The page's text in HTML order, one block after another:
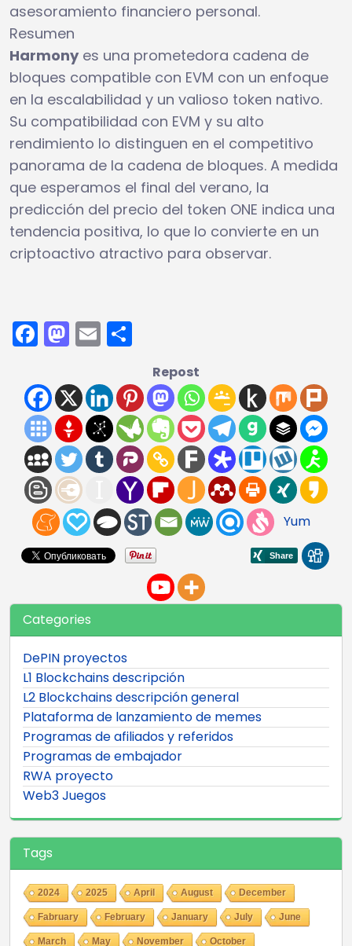
asesoramiento financiero personal.
Resumen
Harmonyes una prometedora cadena de
bloques compatible con EVM con un enfoque
en la escalabilidad y un valioso token nativo.
Su compatibilidad con EVM y su alto
rendimiento lo distinguen en el competitivo
panorama de la cadena de bloques. A medida
que esperamos el final del verano, la
predicción del precio del token ONE indica una
tendencia positiva, lo que lo convierte en un
criptoactivo atractivo para observar.
Facebook
Mastodon
Email
Repost
Yum
Categories
DePIN proyectos
L1 Blockchains descripción
L2 Blockchains descripción general
Plataforma de lanzamiento de memes
Programas de afiliados y referidos
Programas de embajador
RWA proyecto
Web3 Juegos
Tags
2024 2025 April August December
Fabruary February January July June
March May November October